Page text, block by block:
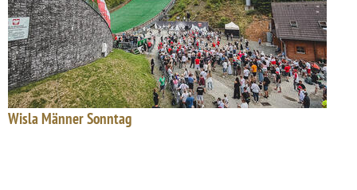
Wisla Männer Sonntag